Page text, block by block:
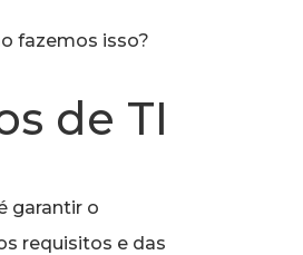
fazemos isso?
de TI
garantir o
requisitos e das